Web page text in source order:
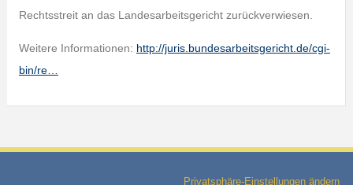
Rechtsstreit an das Landesarbeitsgericht zurückverwiesen.
Weitere Informationen: http://juris.bundesarbeitsgericht.de/cgi-
bin/re…
Privatsphäre-Einstellungen ändern